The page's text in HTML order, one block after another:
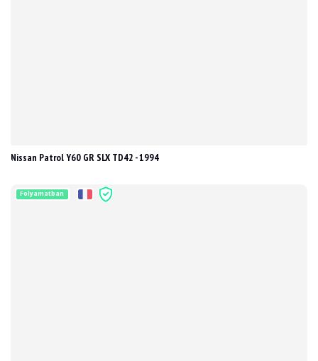
Nissan Patrol Y60 GR SLX TD42 - 1994
Folyamatban